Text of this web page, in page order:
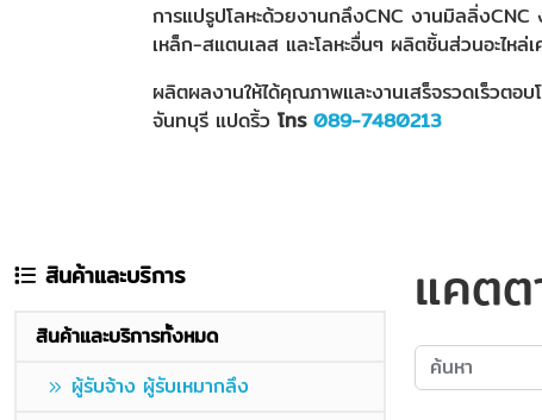
การแปรูปโลหะด้วยงานกลึงCNC งานมิลลิ่งCNC
เหล็ก-สแตนเลส และโลหะอื่นๆ ผลิตชิ้นส่วนอะไ
ผลิตผลงานให้ได้คุณภาพและงานเสร็จรวดเร็วตอ
จันทบุรี แปดริ้ว โทร 089-7480213
สินค้าและบริการ
สินค้าและบริการทั้งหมด
ผู้รับจ้าง ผู้รับเหมากลึง
แคต